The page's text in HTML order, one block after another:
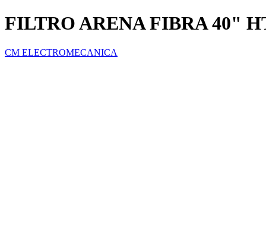
FILTRO ARENA FIBRA 40"
CM ELECTROMECANICA